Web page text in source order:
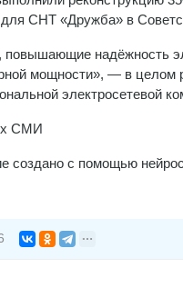
СНТ «Дружба» в
надёжность
мощности», — в целом
электросетевой
СМИ
создано с помощью